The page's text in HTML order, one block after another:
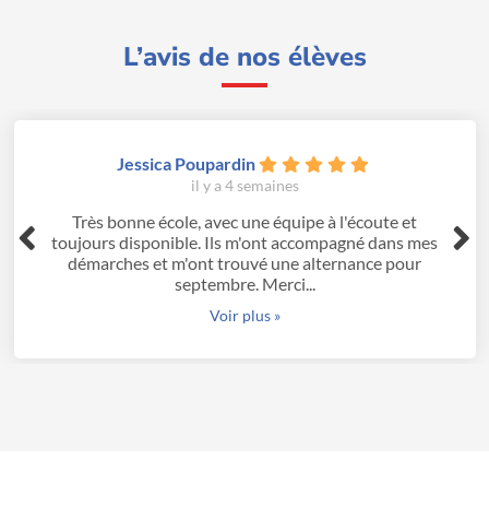
L’avis de nos élèves
Jessica Poupardin
il y a 4 semaines
Très bonne école, avec une équipe à l'écoute et
toujours disponible. Ils m'ont accompagné dans mes
démarches et m'ont trouvé une alternance pour
septembre. Merci...
Voir plus »